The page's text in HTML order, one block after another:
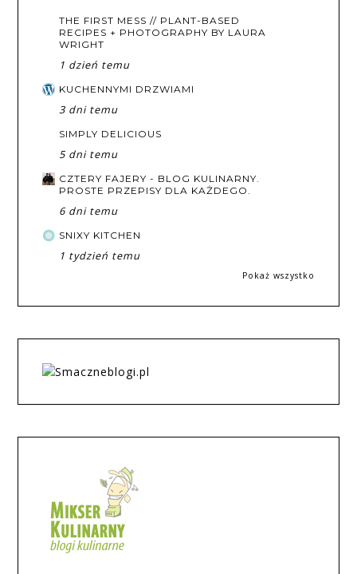
THE FIRST MESS // PLANT-BASED
RECIPES + PHOTOGRAPHY BY LAURA
WRIGHT
1 dzień temu
KUCHENNYMI DRZWIAMI
3 dni temu
SIMPLY DELICIOUS
5 dni temu
CZTERY FAJERY - BLOG KULINARNY.
PROSTE PRZEPISY DLA KAŻDEGO.
6 dni temu
SNIXY KITCHEN
1 tydzień temu
Pokaż wszystko